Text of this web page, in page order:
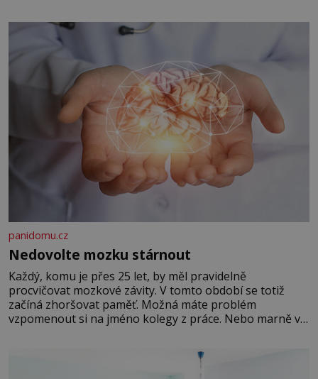
panidomu.cz
Nedovolte mozku stárnout
Každý, komu je přes 25 let, by měl pravidelně
procvičovat mozkové závity. V tomto období se totiž
začíná zhoršovat paměť. Možná máte problém
vzpomenout si na jméno kolegy z práce. Nebo marně v